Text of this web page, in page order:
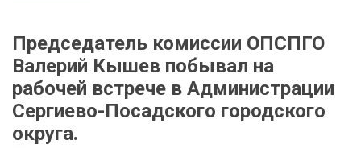
Председатель комиссии ОПСПГО
Валерий Кышев побывал на
рабочей встрече в Администрации
Сергиево-Посадского городского
округа.